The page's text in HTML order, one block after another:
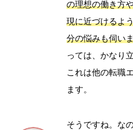
の理想の働き方
現に近づけるよ
分の悩みも伺い
っては、かなり
これは他の転職
ます。
そうですね。なの